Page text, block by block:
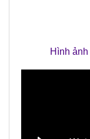
Hình ảnh